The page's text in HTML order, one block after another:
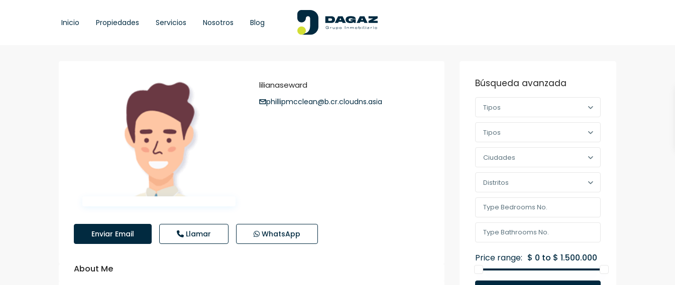
Inicio Propiedades Servicios Nosotros Blog
lilianaseward
phillipmcclean@b.cr.cloudns.asia
Enviar Email Llamar WhatsApp
About Me
Búsqueda avanzada
Tipos
Tipos
Ciudades
Distritos
Price range: $ 0 to $ 1.500.000